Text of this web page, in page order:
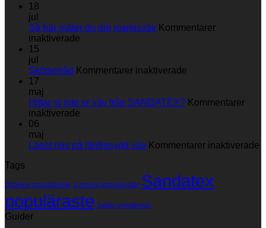
18
jul
Så här mäter du din markisväv Kommentarer
inaktiverade
mäter
markisväv
15
jul
Skötselråd Kommentarer inaktiverade
17
maj
Hittar ni inte er väv från SANDATEX? Kommentarer
inaktiverade
inte
SANDATEX?
06
maj
Lägst pris på färdigsydd väv Kommentarer inaktiverade
Tags
Dickson populäraste Lumera populäraste Sandatex
populäraste Sattler populäraste
Guider